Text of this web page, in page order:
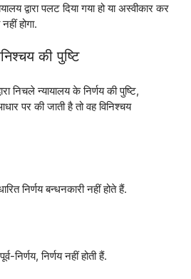
द्वारा पलट दिया गया हो या अस्वीकार कर
होगा.
की पुष्टि
निचले न्यायालय के निर्णय की पुष्टि,
पर की जाती है तो वह विनिश्चय
निर्णय बन्धनकारी नहीं होते हैं.
निर्णय, निर्णय नहीं होती हैं.